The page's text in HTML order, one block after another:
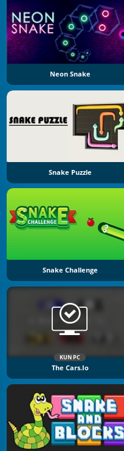
Neon Snake
Snake Puzzle
Snake Challenge
KUN PC
The Cars.io